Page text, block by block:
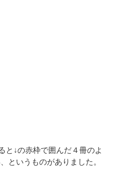
と↓の赤枠で囲んだ４冊のよ
というものがありました。